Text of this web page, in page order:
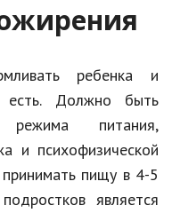
ребенка и
есть. Должно быть
режима питания,
и психофизической
принимать пищу в 4-5
является